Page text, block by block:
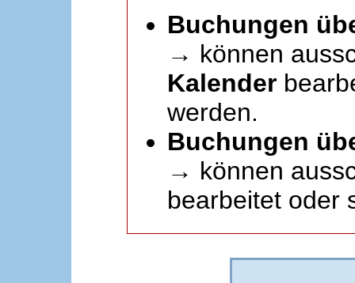
Buchungen
→ können
Kalender
werden.
Buchungen
→ können
bearbeitet oder